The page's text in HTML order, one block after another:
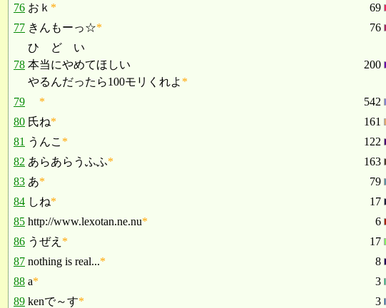
76 おｋ * 69
77 きんもーっ☆* 76
78
ひ ど い
本当にやめてほしい
やるんだったら100モリくれよ *
200
79 * 542
80 氏ね* 161
81 うんこ * 122
82 あらあらうふふ* 163
83 あ* 79
84 しね* 17
85 http://www.lexotan.ne.nu* 6
86 うぜえ * 17
87 nothing is real...* 8
88 a*
3
89 kenで～す*
3